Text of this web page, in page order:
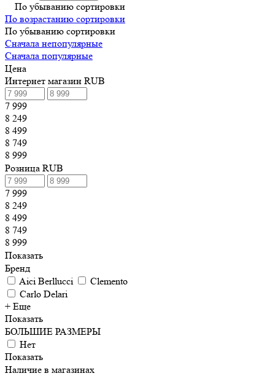
По убыванию сортировки
По возрастанию сортировки
По убыванию сортировки
Сначала непопулярные
Сначала популярные
Цена
Интернет магазин RUB
7 999
8 249
8 499
8 749
8 999
Розница RUB
7 999
8 249
8 499
8 749
8 999
Показать
Бренд
Aici Berllucci
Clemento
Carlo Delari
+ Еще
Показать
БОЛЬШИЕ РАЗМЕРЫ
Нет
Показать
Наличие в магазинах